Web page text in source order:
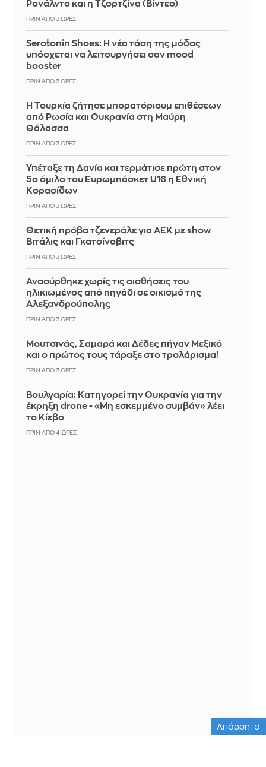
Ρονάλντο και η Τζορτζίνα (Βίντεο)
ΠΡΙΝ ΑΠΌ 3 ΏΡΕΣ
Serotonin Shoes: Η νέα τάση της μόδας
υπόσχεται να λειτουργήσει σαν mood
booster
ΠΡΙΝ ΑΠΌ 3 ΏΡΕΣ
Η Τουρκία ζήτησε μπορατόριουμ επιθέσεων
από Ρωσία και Ουκρανία στη Μαύρη
Θάλασσα
ΠΡΙΝ ΑΠΌ 3 ΏΡΕΣ
Υπέταξε τη Δανία και τερμάτισε πρώτη στον
5ο όμιλο του Ευρωμπάσκετ U16 η Εθνική
Κορασίδων
ΠΡΙΝ ΑΠΌ 3 ΏΡΕΣ
Θετική πρόβα τζενεράλε για ΑΕΚ με show
Βιτάλις και Γκατσίνοβιτς
ΠΡΙΝ ΑΠΌ 3 ΏΡΕΣ
Ανασύρθηκε χωρίς τις αισθήσεις του
ηλικιωμένος από πηγάδι σε οικισμό της
Αλεξανδρούπολης
ΠΡΙΝ ΑΠΌ 3 ΏΡΕΣ
Μουτσινάς, Σαμαρά και Δέδες πήγαν Μεξικό
και ο πρώτος τους τάραξε στο τρολάρισμα!
ΠΡΙΝ ΑΠΌ 3 ΏΡΕΣ
Βουλγαρία: Κατηγορεί την Ουκρανία για την
έκρηξη drone - «Μη εσκεμμένο συμβάν» λέει
το Κίεβο
ΠΡΙΝ ΑΠΌ 4 ΏΡΕΣ
Απόρρητο